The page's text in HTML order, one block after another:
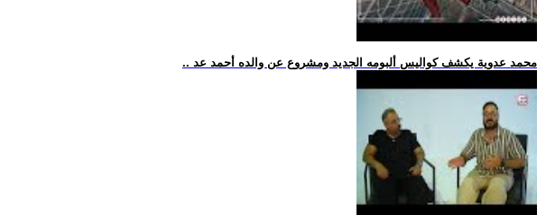
.. محمد عدوية يكشف كواليس ألبومه الجديد ومشروع عن والده أحمد عد